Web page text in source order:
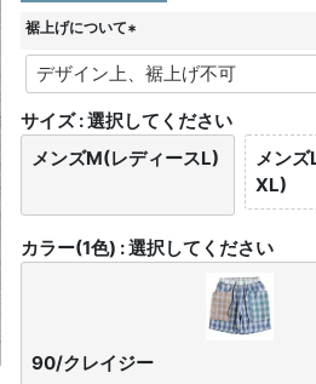
裾上げについて
(
必
須
)
サイズ 選択してください
メンズM(レディースL)
メンズ
XL)
カラー(1色) 選択してください
90/クレイジー